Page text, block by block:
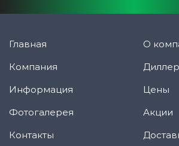
Главная
Компания
Информация
Фотогалерея
Контакты
О
Цены
Акции